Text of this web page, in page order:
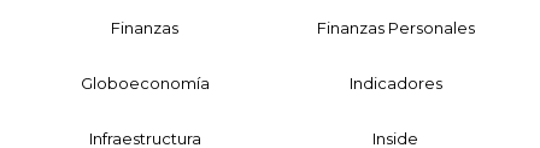
Finanzas Finanzas Personales
Globoeconomía Indicadores
Infraestructura Inside